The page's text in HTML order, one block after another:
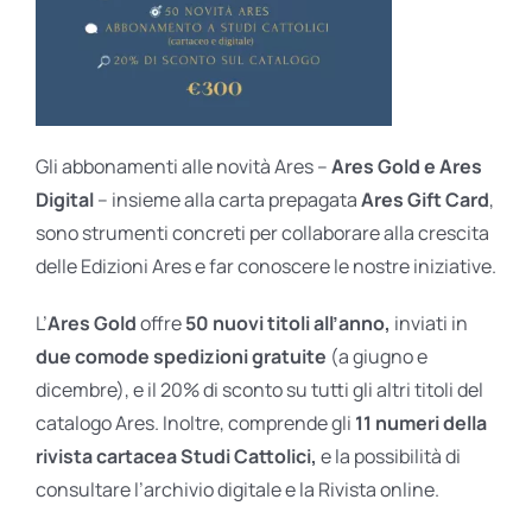
Gli abbonamenti alle novità Ares –Ares Gold e Ares
Digital– insieme alla carta prepagataAres Gift Card,
sono strumenti concreti per collaborare alla crescita
delle Edizioni Ares e far conoscere le nostre iniziative.
L’Ares Goldoffre50 nuovi titoli all’anno, inviati in
due comode spedizioni gratuite (a giugno e
dicembre), e il 20% di sconto su tutti gli altri titoli del
catalogo Ares. Inoltre, comprende gli 11 numeri della
rivista cartacea Studi Cattolici, e la possibilità di
consultare l’archivio digitale e la Rivista online.